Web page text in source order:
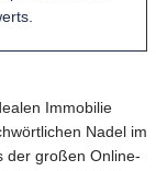
Immobilie
Nadel im
der großen Online-